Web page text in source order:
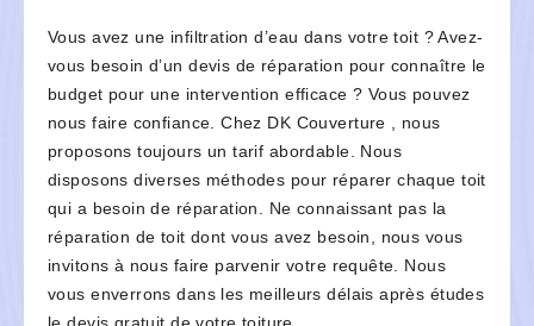
Vous avez une infiltration d’eau dans votre toit ? Avez-
vous besoin d’un devis de réparation pour connaître le
budget pour une intervention efficace ? Vous pouvez
nous faire confiance. Chez DK Couverture , nous
proposons toujours un tarif abordable. Nous
disposons diverses méthodes pour réparer chaque toit
qui a besoin de réparation. Ne connaissant pas la
réparation de toit dont vous avez besoin, nous vous
invitons à nous faire parvenir votre requête. Nous
vous enverrons dans les meilleurs délais après études